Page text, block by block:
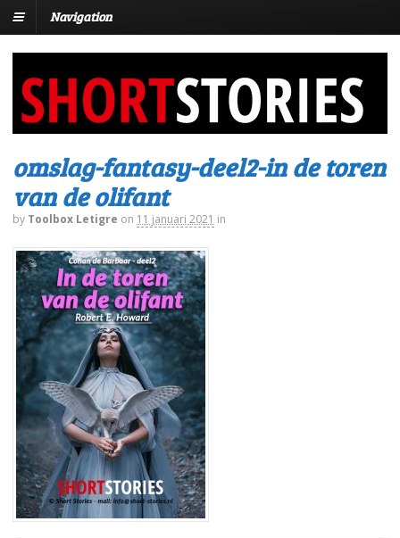
Navigation
omslag-fantasy-deel2-in de toren
van de olifant
by Toolbox Letigre on 11 januari 2021 in